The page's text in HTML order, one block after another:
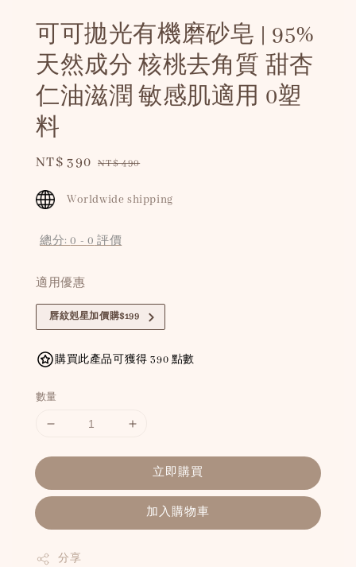
可可拋光有機磨砂皂 | 95%
天然成分 核桃去角質 甜杏
仁油滋潤 敏感肌適用 0塑
料
Sale
NT$ 390 Regular
NT$ 490
Worldwide shipping
總分:0 - 0 評價
適用優惠
唇紋剋星加價購$199
購買此產品可獲得 390 點數
數量
立即購買
加入購物車
分享